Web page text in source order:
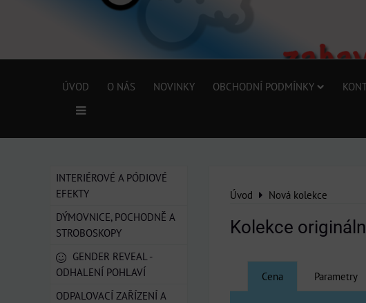
ÚVOD O NÁS NOVINKY OBCHODNÍ PODMÍNKY
Úvod Nová kolekce
Kolekce
Cena Parametry
INTERIÉROVÉ A PÓDIOVÉ
EFEKTY
DÝMOVNICE, POCHODNĚ A
STROBOSKOPY
GENDER REVEAL -
ODHALENÍ POHLAVÍ
ODPALOVACÍ ZAŘÍZENÍ A